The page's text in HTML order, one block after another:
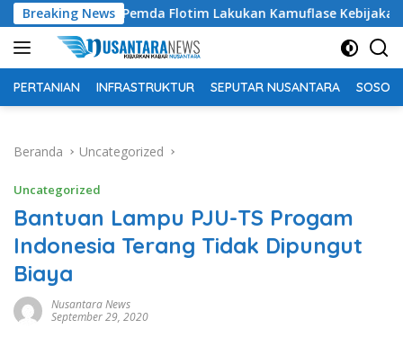
Langsung
ke
konten
Breaking News
Pemda Flotim Lakukan Kamuflase Kebijakan Politik
PERTANIAN INFRASTRUKTUR SEPUTAR NUSANTARA SOSOK
Beranda Uncategorized
Uncategorized
Bantuan Lampu PJU-TS Progam
Indonesia Terang Tidak Dipungut
Biaya
Nusantara News
September 29, 2020